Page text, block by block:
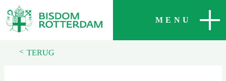
MENU
SLUITEN
< TERUG